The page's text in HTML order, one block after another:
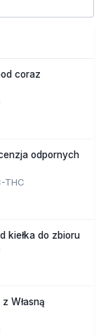
coraz
odpornych
THC
kiełka do zbioru
Własną